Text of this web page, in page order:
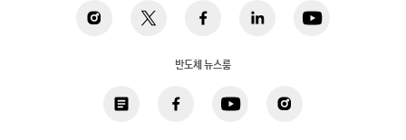
반도체 뉴스룸